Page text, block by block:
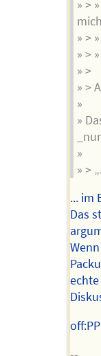
» >
» > »
» >
» >
» >
»
»
»
» >
... im
Das
off:PP